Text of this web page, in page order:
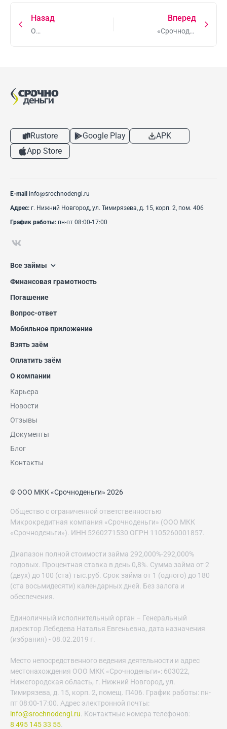
Назад
О
Вперед
«Срочноденьги»
Rustore Google Play
APK
App Store
E-mail info@srochnodengi.ru
Адрес: г. Нижний Новгород, ул. Тимирязева, д. 15, корп. 2, пом. 406
График работы: пн-пт 08:00-17:00
Все займы
Финансовая грамотность
Погашение
Вопрос-ответ
Мобильное приложение
Взять заём
Оплатить заём
О компании
Карьера
Новости
Отзывы
Документы
Блог
Контакты
© ООО МКК «Срочноденьги» 2026
Общество с ограниченной ответственностью
Микрокредитная компания «Срочноденьги» (ООО МКК
«Срочноденьги»). ИНН 5260271530 ОГРН 1105260001857.
Диапазон полной стоимости займа 292,000%-292,000%
годовых. Процентная ставка в день 0,8%. Сумма займа от 2
(двух) до 100 (ста) тыс.руб. Срок займа от 1 (одного) до 180
(ста восьмидесяти) календарных дней. Без залога и
обеспечения.
Единоличный исполнительный орган – Генеральный
директор Лебедева Наталья Евгеньевна, дата назначения
(избрания) - 08.02.2019 г.
Место непосредственного ведения деятельности и адрес
местонахождения ООО МКК «Срочноденьги»: 603022,
Нижегородская область, г. Нижний Новгород, ул.
Тимирязева, д. 15, корп. 2, помещ. П406. График работы: пн-
пт 08:00-17:00. Адрес электронной почты:
info@srochnodengi.ru . Контактные номера телефонов:
8 495 145 33 55